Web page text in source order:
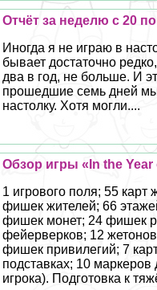
Отчёт за неделю с 20
Иногда я не играю в
бывает достаточно
два в год, не больше. И
прошедшие семь дней
настолку. Хотя могли....
Обзор игры «In the Year
1 игрового поля; 55 карт
фишек жителей; 66
фишек монет; 24 фишек
фейерверков; 12
фишек привилегий; 7
подставках; 10 маркеров
игрока). Подготовка к